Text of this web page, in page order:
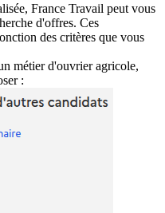
France Travail peut vous
d'offres. Ces
des critères que vous
métier d'ouvrier agricole,
: